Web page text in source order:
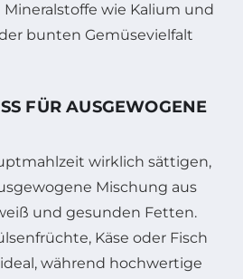
wie Kalium und
bunten Gemüsevielfalt
FÜR AUSGEWOGENE E
wirklich sättigen,
Mischung aus
und gesunden Fetten.
Käse oder Fisch
während hochwertige